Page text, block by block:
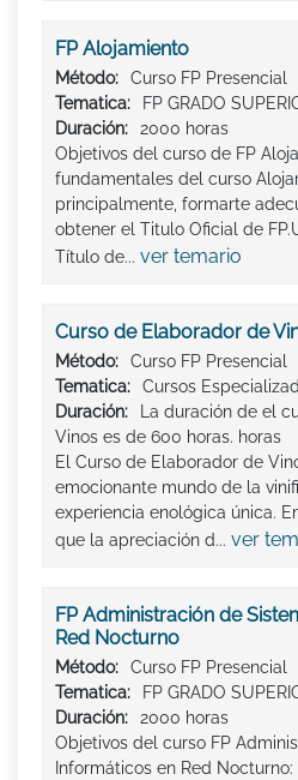
FP Alojamiento
Método:
Curso FP Presencial
Tematica:
FP GRADO
Duración:
2000 horas
Objetivos del curso de FP
fundamentales del curso
principalmente, formarte
obtener el Titulo Oficial de
Título de... ver temario
Curso de Elaborador de
Método:
Curso FP Presencial
Tematica:
Cursos
Duración:
La duración de el
Vinos es de 600 horas. horas
El Curso de Elaborador de
emocionante mundo de la
experiencia enológica única.
que la apreciación d... ver
FP Administración de
Red Nocturno
Método:
Curso FP Presencial
Tematica:
FP GRADO
Duración:
2000 horas
Objetivos del curso FP
Informáticos en Red